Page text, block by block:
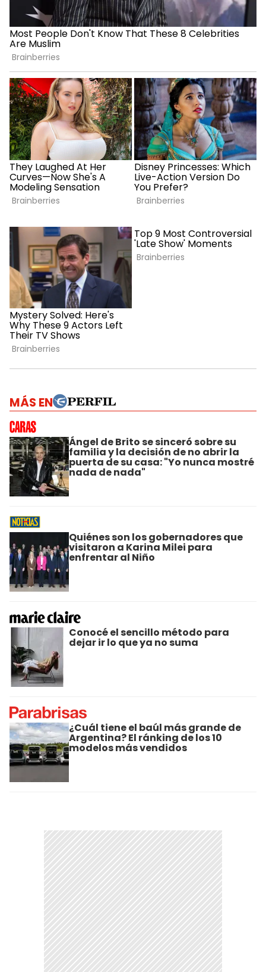
MÁS EN
Ángel de Brito se sinceró sobre su
familia y la decisión de no abrir la
puerta de su casa: "Yo nunca mostré
nada de nada"
Quiénes son los gobernadores que
visitaron a Karina Milei para
enfrentar al Niño
Conocé el sencillo método para
dejar ir lo que ya no suma
¿Cuál tiene el baúl más grande de
Argentina? El ránking de los 10
modelos más vendidos